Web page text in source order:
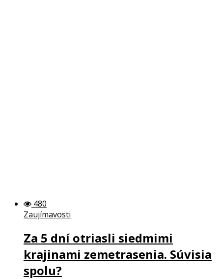
480
Zaujímavosti
Za 5 dní otriasli siedmimi
krajinami zemetrasenia. Súvisia
spolu?